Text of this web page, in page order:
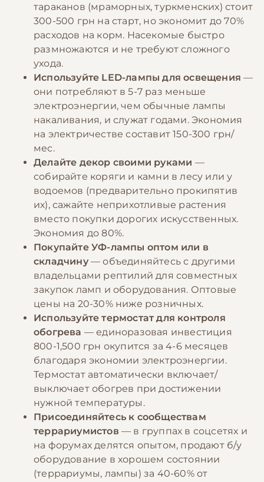
тараканов (мраморных, туркменских) стоит
300-500 грн на старт, но экономит до 70%
расходов на корм. Насекомые быстро
размножаются и не требуют сложного
ухода.
Используйте LED-лампы для освещения —
они потребляют в 5-7 раз меньше
электроэнергии, чем обычные лампы
накаливания, и служат годами. Экономия
на электричестве составит 150-300 грн/
мес.
Делайте декор своими руками —
собирайте коряги и камни в лесу или у
водоемов (предварительно прокипятив
их), сажайте неприхотливые растения
вместо покупки дорогих искусственных.
Экономия до 80%.
Покупайте УФ-лампы оптом или в
складчину— объединяйтесь с другими
владельцами рептилий для совместных
закупок ламп и оборудования. Оптовые
цены на 20-30% ниже розничных.
Используйте термостат для контроля
обогрева — единоразовая инвестиция
800-1,500 грн окупится за 4-6 месяцев
благодаря экономии электроэнергии.
Термостат автоматически включает/
выключает обогрев при достижении
нужной температуры.
Присоединяйтесь к сообществам
террариумистов — в группах в соцсетях и
на форумах делятся опытом, продают б/у
оборудование в хорошем состоянии
(террариумы, лампы) за 40-60% от